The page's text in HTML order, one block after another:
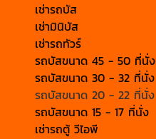
เช่ารถบัส
เช่ามินิบัส
เช่ารถทัวร์
รถบัสขนาด 45 - 50 ที่นั่ง
รถบัสขนาด 30 - 32 ที่นั่ง
รถบัสขนาด 20 - 22 ที่นั่ง
รถบัสขนาด 15 - 17 ที่นั่ง
เช่ารถตู้ วีไอพี